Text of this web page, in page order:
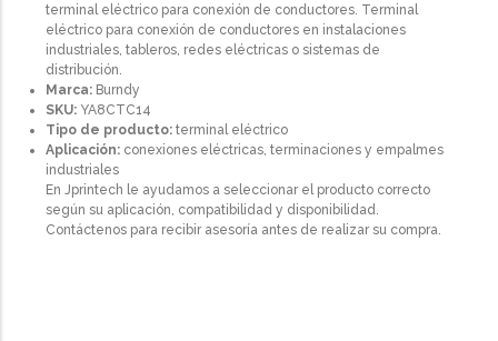
terminal eléctrico para conexión de conductores. Terminal
eléctrico para conexión de conductores en instalaciones
industriales, tableros, redes eléctricas o sistemas de
distribución.
Marca: Burndy
SKU: YA8CTC14
Tipo de producto: terminal eléctrico
Aplicación: conexiones eléctricas, terminaciones y empalmes
industriales
En Jprintech le ayudamos a seleccionar el producto correcto
según su aplicación, compatibilidad y disponibilidad.
Contáctenos para recibir asesoría antes de realizar su compra.